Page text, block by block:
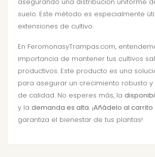
asegurando una distribución uniforme
suelo. Este método es especialmente
extensiones de cultivo.
En FeromonasyTrampas.com,
importancia de mantener tus cultivos
productivos. Este producto es una
para asegurar un crecimiento robusto
de calidad. No esperes más, la
y la demanda es alta. ¡Añádelo al carrito
garantiza el bienestar de tus plantas!